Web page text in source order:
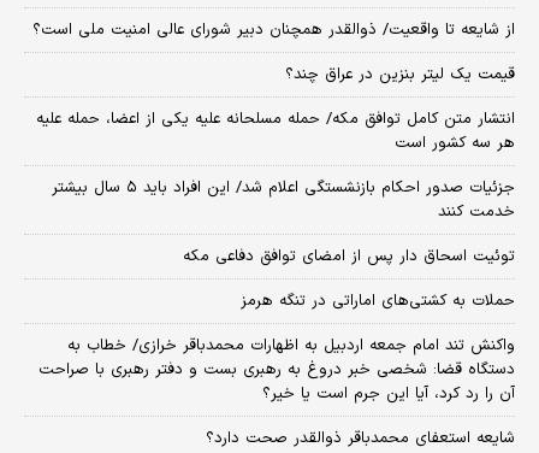
از شایعه تا واقعیت/ ذوالقدر همچنان دبیر شورای ‌عالی امنیت ملی است؟
قیمت یک لیتر بنزین در عراق چند؟
انتشار متن کامل توافق مکه/ حمله مسلحانه علیه یکی از اعضا، حمله علیه
هر سه کشور است
جزئیات صدور احکام بازنشستگی اعلام شد/ این افراد باید ۵ سال بیشتر
خدمت کنند
توئیت اسحاق دار پس از امضای توافق دفاعی مکه
حملات به کشتی‌های اماراتی در تنگه هرمز
واکنش تند امام جمعه اردبیل به اظهارات محمدباقر خرازی/ خطاب به
دستگاه قضا: شخصی خبر دروغ به رهبری بست و دفتر رهبری با صراحت
آن را رد کرد، آیا این جرم است یا خیر؟
شایعه استعفای محمدباقر ذوالقدر صحت دارد؟